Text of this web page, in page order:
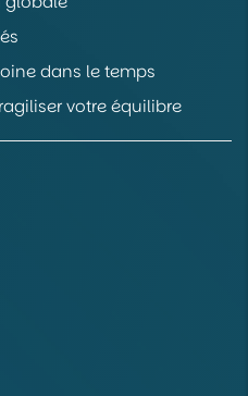
dans le temps
votre équilibre